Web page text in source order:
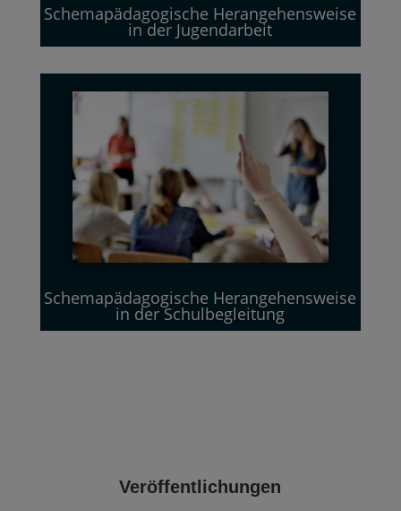
Schemapädagogische Herangehensweise
in der Jugendarbeit
Schemapädagogische Herangehensweise
in der Schulbegleitung
Veröffentlichungen